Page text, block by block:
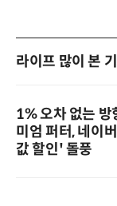
라이프 많이 본
1% 오차 없는
미엄 퍼터, 네이
값 할인' 돌풍